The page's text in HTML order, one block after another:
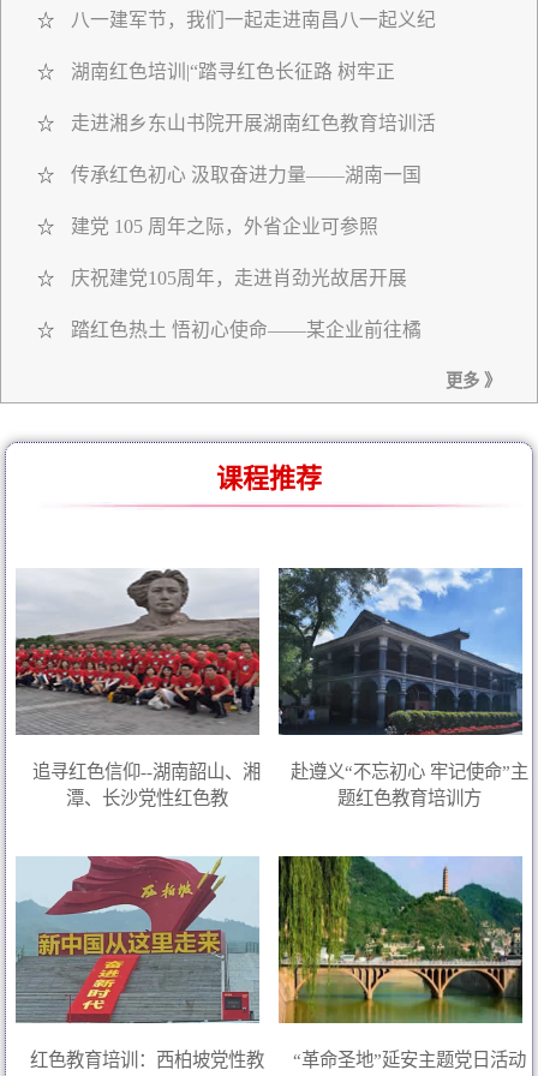
☆ 八一建军节，我们一起走进南昌八一起义纪
☆ 湖南红色培训|“踏寻红色长征路 树牢正
☆ 走进湘乡东山书院开展湖南红色教育培训活
☆ 传承红色初心 汲取奋进力量——湖南一国
☆ 建党 105 周年之际，外省企业可参照
☆ 庆祝建党105周年，走进肖劲光故居开展
☆ 踏红色热土 悟初心使命——某企业前往橘
更多 》
课程推荐
追寻红色信仰--湖南韶山、湘
潭、长沙党性红色教
赴遵义“不忘初心 牢记使命”主
题红色教育培训方
红色教育培训：西柏坡党性教
“革命圣地”延安主题党日活动